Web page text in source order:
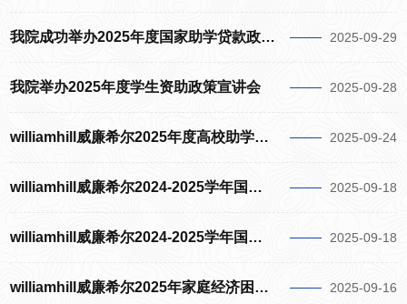
我院成功举办2025年度国家助学贷款政策宣讲与诚信教育大会 2025-09-29
我院举办2025年度学生资助政策宣讲会 2025-09-28
williamhill威廉希尔2025年度高校助学贷款项目申请名单公示 2025-09-24
williamhill威廉希尔2024-2025学年国设奖学金名单公示 2025-09-18
williamhill威廉希尔2024-2025学年国家助学金公示 2025-09-18
williamhill威廉希尔2025年家庭经济困难学生名册公示 2025-09-16